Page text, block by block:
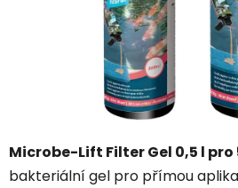
Microbe-Lift Filter Gel 0,5 l pro
bakteriální gel pro přímou